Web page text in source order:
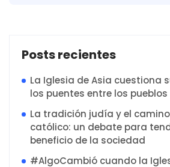
Posts recientes
La Iglesia de Asia cuestiona
los puentes entre los pueblos
La tradición judía y el
católico: un debate para
beneficio de la sociedad
#AlgoCambió cuando la